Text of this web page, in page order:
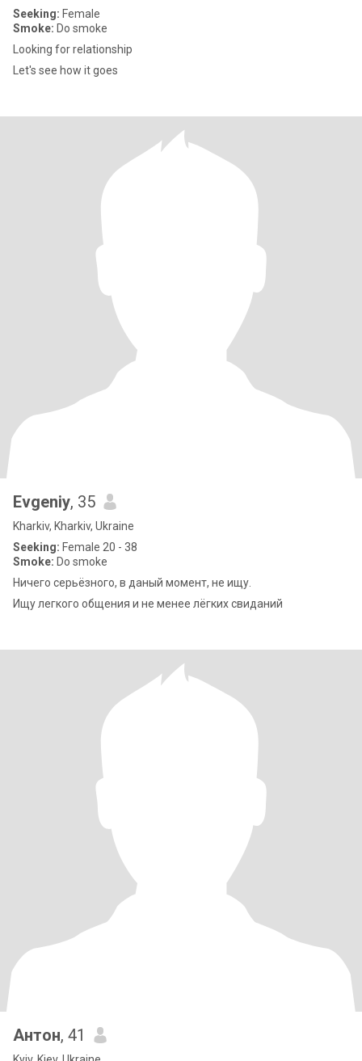
Seeking: Female
Smoke: Do smoke
Looking for relationship
Let's see how it goes
Evgeniy, 35
Kharkiv, Kharkiv, Ukraine
Seeking: Female 20 - 38
Smoke: Do smoke
Ничего серьёзного, в даный момент, не ищу.
Ищу легкого общения и не менее лёгких свиданий
Антон, 41